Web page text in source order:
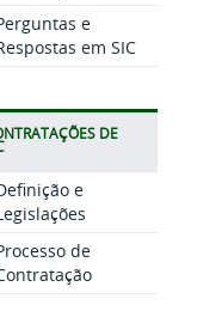
e
em SIC
DE
e
de